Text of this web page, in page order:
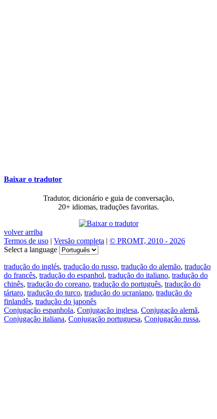
Baixar o tradutor
Tradutor, dicionário e guia de conversação,
20+ idiomas, traduções favoritas.
volver arriba
Termos de uso | Versão completa | © PROMT, 2010 - 2026
Select a language
tradução do inglés, tradução do russo, tradução do alemão, tradução
do francês, tradução do espanhol, tradução do italiano, tradução do
chinês, tradução do coreano, tradução do português, tradução do
tártaro, tradução do turco, tradução do ucraniano, tradução do
finlandês, tradução do japonês
Conjugação espanhola, Conjugação inglesa, Conjugação alemã,
Conjugação italiana, Conjugação portuguesa, Conjugação russa,